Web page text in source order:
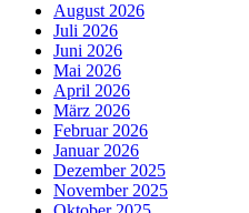
August 2026
Juli 2026
Juni 2026
Mai 2026
April 2026
März 2026
Februar 2026
Januar 2026
Dezember 2025
November 2025